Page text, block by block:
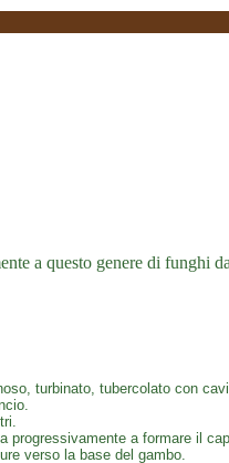
a questo genere di funghi
turbinato, tubercolato con
a formare il
verso la base del gambo.